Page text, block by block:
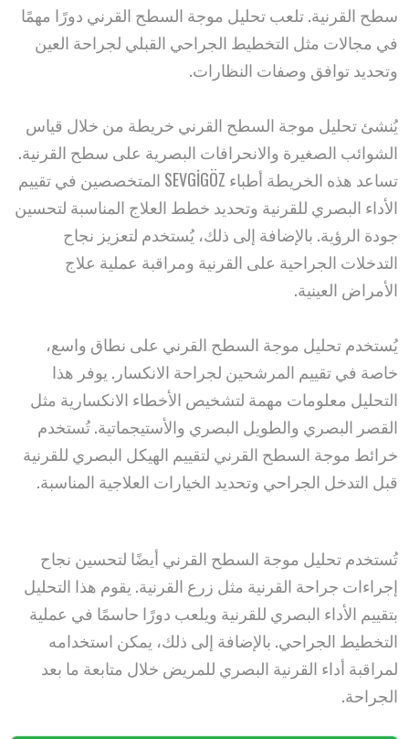
سطح القرنية. تلعب تحليل موجة السطح القرني دورًا مهمًا
في مجالات مثل التخطيط الجراحي القبلي لجراحة العين
وتحديد توافق وصفات النظارات.
يُنشئ تحليل موجة السطح القرني خريطة من خلال قياس
الشوائب الصغيرة والانحرافات البصرية على سطح القرنية.
تساعد هذه الخريطة أطباء SEVGİGÖZ المتخصصين في تقييم
الأداء البصري للقرنية وتحديد خطط العلاج المناسبة لتحسين
جودة الرؤية. بالإضافة إلى ذلك، يُستخدم لتعزيز نجاح
التدخلات الجراحية على القرنية ومراقبة عملية علاج
الأمراض العينية.
يُستخدم تحليل موجة السطح القرني على نطاق واسع،
خاصة في تقييم المرشحين لجراحة الانكسار. يوفر هذا
التحليل معلومات مهمة لتشخيص الأخطاء الانكسارية مثل
القصر البصري والطويل البصري والأستيجماتية. تُستخدم
خرائط موجة السطح القرني لتقييم الهيكل البصري للقرنية
قبل التدخل الجراحي وتحديد الخيارات العلاجية المناسبة.
تُستخدم تحليل موجة السطح القرني أيضًا لتحسين نجاح
إجراءات جراحة القرنية مثل زرع القرنية. يقوم هذا التحليل
بتقييم الأداء البصري للقرنية ويلعب دورًا حاسمًا في عملية
التخطيط الجراحي. بالإضافة إلى ذلك، يمكن استخدامه
لمراقبة أداء القرنية البصري للمريض خلال متابعة ما بعد
الجراحة.